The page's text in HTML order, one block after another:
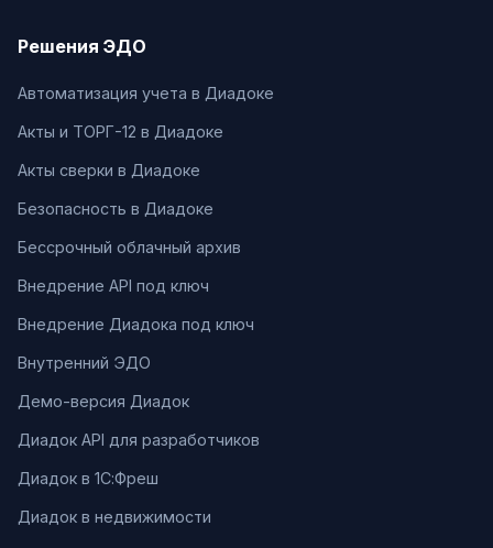
Решения ЭДО
Автоматизация учета в Диадоке
Акты и ТОРГ-12 в Диадоке
Акты сверки в Диадоке
Безопасность в Диадоке
Бессрочный облачный архив
Внедрение API под ключ
Внедрение Диадока под ключ
Внутренний ЭДО
Демо-версия Диадок
Диадок API для разработчиков
Диадок в 1С:Фреш
Диадок в недвижимости